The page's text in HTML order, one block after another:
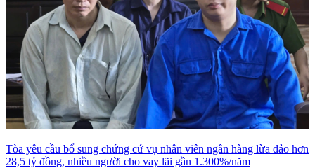
Tòa yêu cầu bổ sung chứng cứ vụ nhân viên ngân hàng lừa đảo hơn
28,5 tỷ đồng, nhiều người cho vay lãi gần 1.300%/năm